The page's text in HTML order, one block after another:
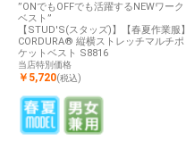
”ONでもOFFでも活躍するNEWワーク
ベスト”
【STUD'S(スタッズ)】【春夏作業服】
CORDURA® 縦横ストレッチマルチポ
ケットベスト S8816
当店特別価格
￥5,720(税込)